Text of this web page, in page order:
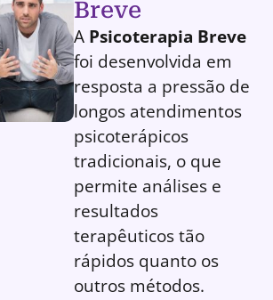
Breve
A Psicoterapia Breve
foi desenvolvida em
resposta a pressão de
longos atendimentos
psicoterápicos
tradicionais, o que
permite análises e
resultados
terapêuticos tão
rápidos quanto os
outros métodos.